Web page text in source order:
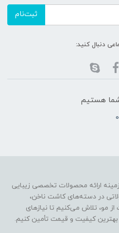
ثبت‌نام
دنبال کنید:
هستیم
جوکار از سال ۱۳۸۲ در زمینه ارائه محصولات تخصصی زیبایی
در دسته‌های کاشت ناخن،
از مو، تلاش می‌کنیم تا نیازهای
کیفیت و قیمت تأمین کنیم.